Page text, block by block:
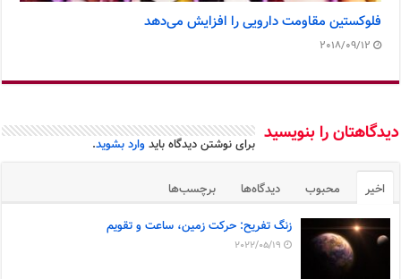
فلوکستین مقاومت دارویی را افزایش می‌دهد
2018/09/12
دیدگاهتان را بنویسید برای نوشتن دیدگاه بایدوارد بشوید.
اخیر محبوب دیدگاه‌ها برچسب‌ها
زنگ تفریح: حرکت زمین، ساعت و تقویم
2022/05/19